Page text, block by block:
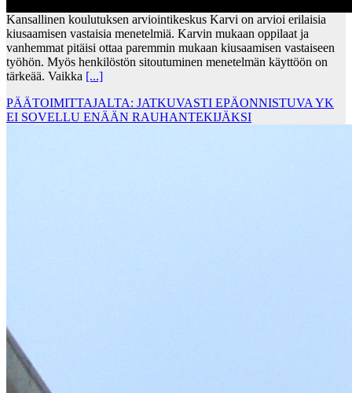
Kansallinen koulutuksen arviointikeskus Karvi on arvioi erilaisia
kiusaamisen vastaisia menetelmiä. Karvin mukaan oppilaat ja
vanhemmat pitäisi ottaa paremmin mukaan kiusaamisen vastaiseen
työhön. Myös henkilöstön sitoutuminen menetelmän käyttöön on
tärkeää. Vaikka [...]
PÄÄTOIMITTAJALTA: JATKUVASTI EPÄONNISTUVA YK
EI SOVELLU ENÄÄN RAUHANTEKIJÄKSI